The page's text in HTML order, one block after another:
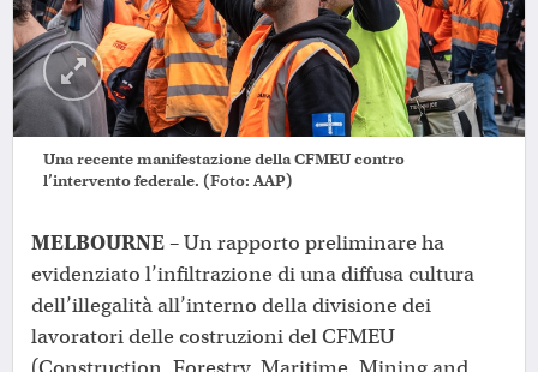
Una recente manifestazione della CFMEU contro
l’intervento federale. (Foto: AAP)
MELBOURNE– Un rapporto preliminare ha
evidenziato l’infiltrazione di una diffusa cultura
dell’illegalità all’interno della divisione dei
lavoratori delle costruzioni del CFMEU